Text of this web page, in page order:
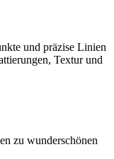
und präzise Linien
Textur und
zu wunderschönen